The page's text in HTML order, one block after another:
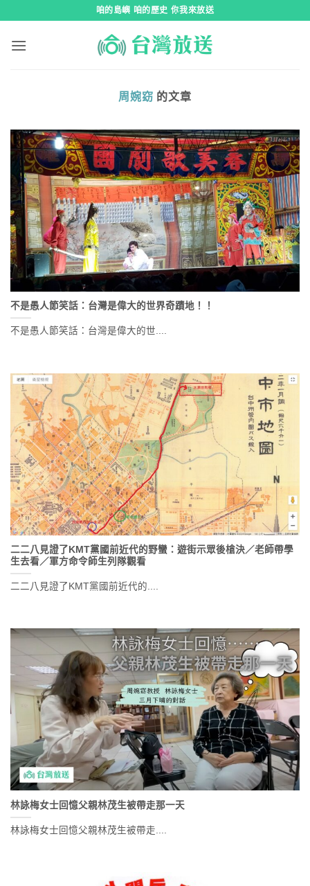
咱的島嶼 咱的歷史 你我來放送
周婉窈 的文章
不是愚人節笑話：台灣是偉大的世界奇蹟地！！
不是愚人節笑話：台灣是偉大的世....
二二八見證了KMT黨國前近代的野蠻：遊街示眾後槍決／老師帶學
生去看／軍方命令師生列隊觀看
二二八見證了KMT黨國前近代的....
林詠梅女士回憶父親林茂生被帶走那一天
林詠梅女士回憶父親林茂生被帶走....